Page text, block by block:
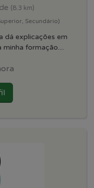
(8.3 km)
Secundário)
dá explicações em
formação....